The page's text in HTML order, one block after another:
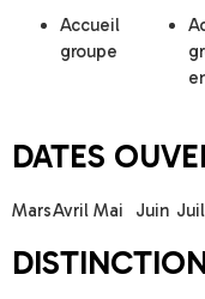
Accueil
groupe
DATES
MarsAvril Mai Juin